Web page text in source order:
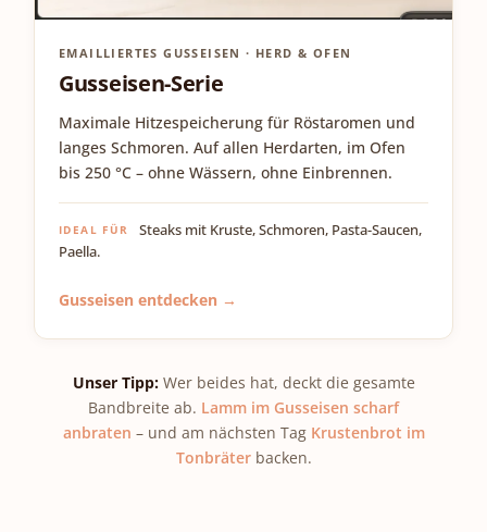
EMAILLIERTES GUSSEISEN · HERD & OFEN
Gusseisen-Serie
Maximale Hitzespeicherung für Röstaromen und
langes Schmoren. Auf allen Herdarten, im Ofen
bis 250 °C – ohne Wässern, ohne Einbrennen.
IDEAL FÜR
Steaks mit Kruste, Schmoren, Pasta-Saucen,
Paella.
Gusseisen entdecken →
Unser Tipp:Wer beides hat, deckt die gesamte
Bandbreite ab. Lamm im Gusseisen scharf
anbraten – und am nächsten Tag Krustenbrot im
Tonbräterbacken.